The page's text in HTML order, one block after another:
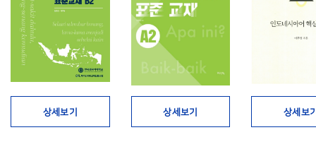
상세보기 상세보기 상세보